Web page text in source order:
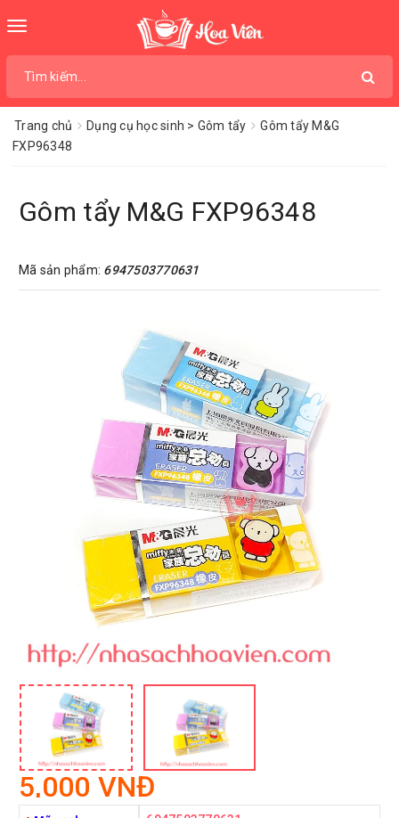
Toggle
Trang chủ Dụng cụ học sinh > Gôm tẩy
Gôm tẩy M&G
FXP96348
Gôm tẩy M&G FXP96348
Mã sản phẩm: 6947503770631
5,000 VNĐ